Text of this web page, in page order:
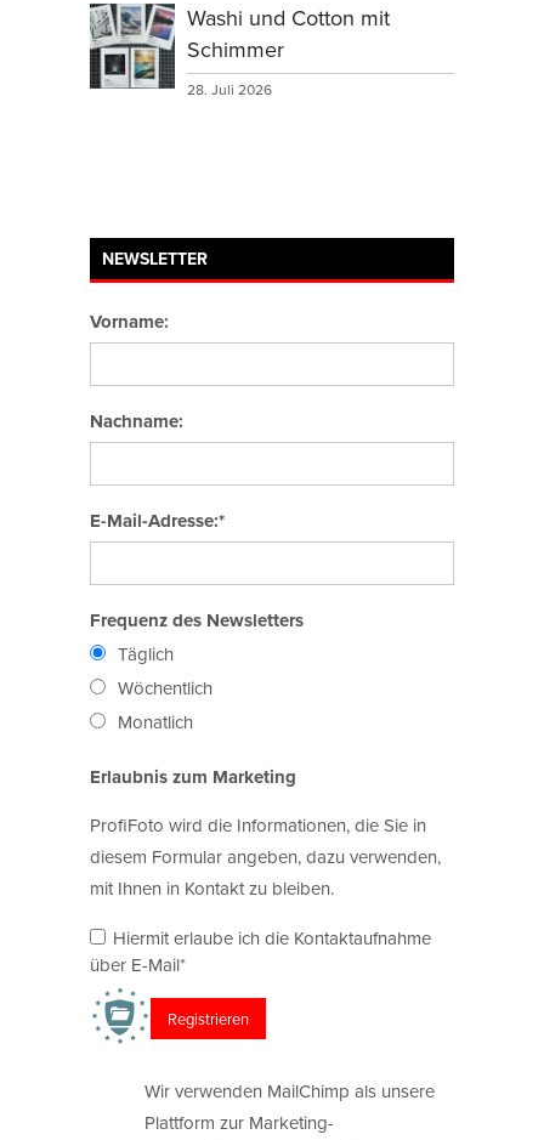
Washi und Cotton mit
Schimmer
28. Juli 2026
NEWSLETTER
Vorname:
Nachname:
E-Mail-Adresse:*
Frequenz des Newsletters
Täglich
Wöchentlich
Monatlich
Erlaubnis zum Marketing
ProfiFoto wird die Informationen, die Sie in
diesem Formular angeben, dazu verwenden,
mit Ihnen in Kontakt zu bleiben.
Hiermit erlaube ich die Kontaktaufnahme
über E-Mail*
Wir verwenden MailChimp als unsere
Plattform zur Marketing-